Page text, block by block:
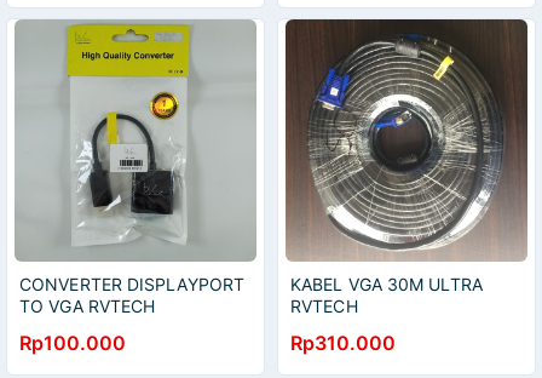
CONVERTER DISPLAYPORT
TO VGA RVTECH
Rp100.000
KABEL VGA 30M ULTRA
RVTECH
Rp310.000